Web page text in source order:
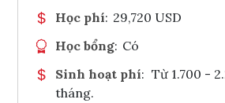
Học phí: 29,720 USD
Học bổng: Có
Sinh hoạt phí: Từ 1.700 -
tháng.